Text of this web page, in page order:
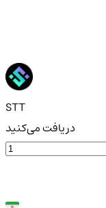
STT
دریافت می‌کنید